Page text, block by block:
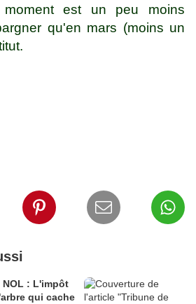
est un peu moins
qu'en mars (moins un
NOL : L'impôt
qui cache